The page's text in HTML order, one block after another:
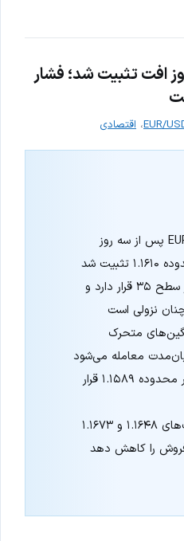
افت تثبیت شد؛ فشار
EUR/، اقتصادی
جفت‌ارز EUR/USD پس از سه روز
شد
شاخص RSI در سطح ۳۵ قرار دارد و
نزولی است
متحرک
معامله می‌شود
حمایت مهم در محدوده ۱.۱۵۸۹ قرار
عبور از مقاومت‌های ۱.۱۶۴۸ و ۱.۱۶۷۳
را کاهش دهد